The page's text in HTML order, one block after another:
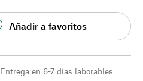
Añadir a favoritos
Entrega en 6-7 días laborables